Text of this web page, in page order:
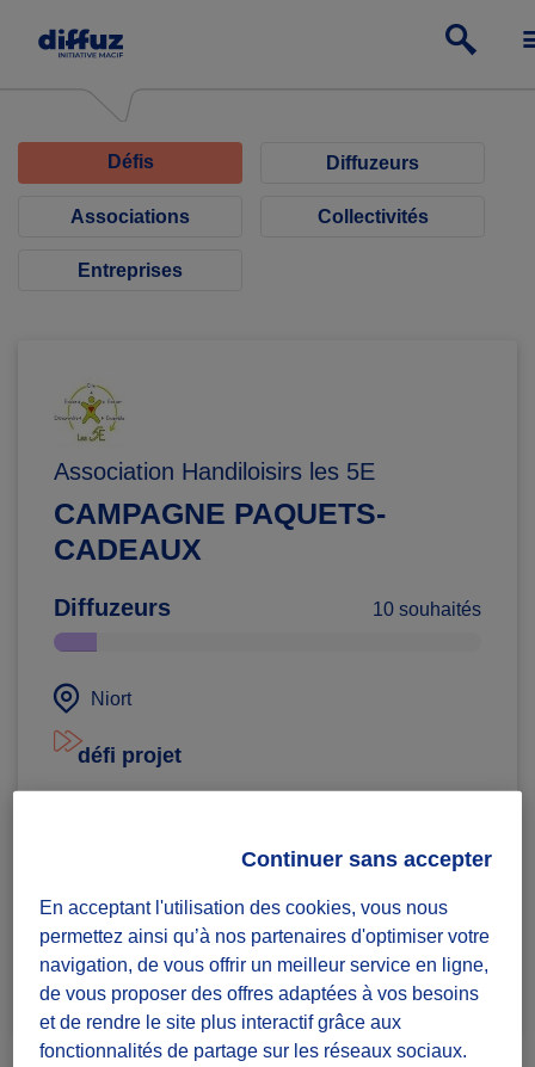
Défis Diffuzeurs
Associations Collectivités
Entreprises
Association Handiloisirs les 5E
CAMPAGNE PAQUETS-
CADEAUX
Diffuzeurs 10 souhaités
Niort
défi projet
5
En acceptant l'utilisation des cookies, vous nous
permettez ainsi qu’à nos partenaires d'optimiser votre
navigation, de vous offrir un meilleur service en ligne,
de vous proposer des offres adaptées à vos besoins
et de rendre le site plus interactif grâce aux
fonctionnalités de partage sur les réseaux sociaux.
Continuer sans accepter